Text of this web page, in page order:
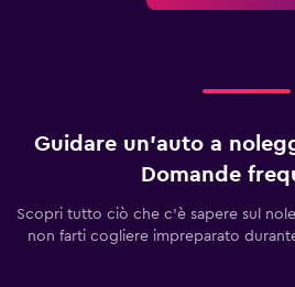
Guidare un'auto a
Domande
Scopri tutto ciò che c'è sapere sul
non farti cogliere impreparato